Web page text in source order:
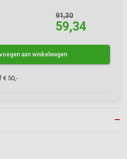
91,30
59,34
aan winkelwagen
een 9/10